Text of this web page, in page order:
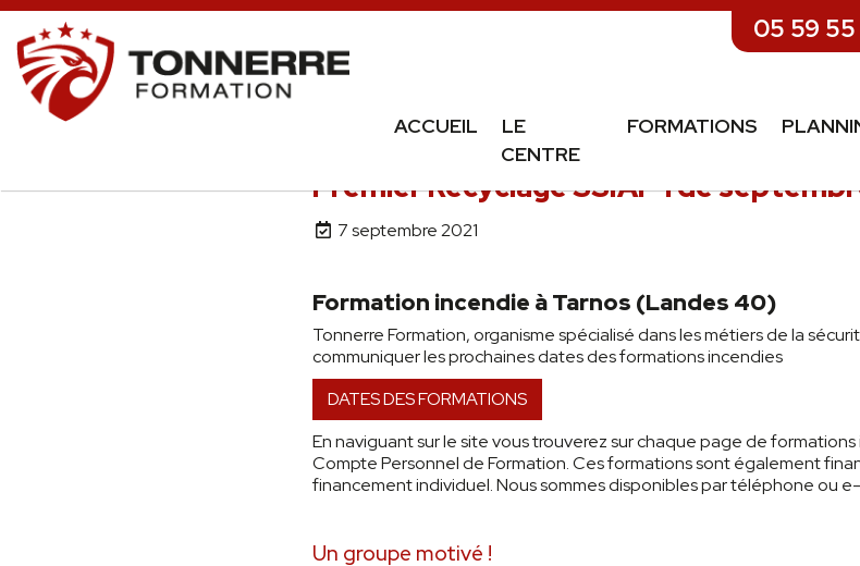
05 59 55
ACCUEIL
LE
CENTRE
FORMATIONS
Premier Recyclage SSIAP 1 de
7 septembre 2021
Formation incendie à Tarnos (Landes 40)
Tonnerre Formation, organisme spécialisé dans les métiers de la
communiquer les prochaines dates des formations incendies
DATES DES FORMATIONS
En naviguant sur le site vous trouverez sur chaque page de formations
Compte Personnel de Formation. Ces formations sont également
financement individuel. Nous sommes disponibles par téléphone ou
Un groupe motivé !